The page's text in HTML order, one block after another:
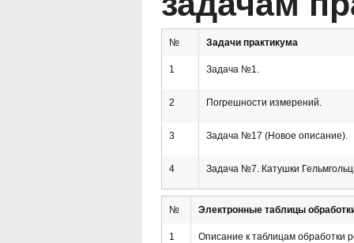
№ Задачи практикума
1 Задача №1.
2 Погрешности измерений.
3 Задача №17 (Новое описание).
4 Задача №7. Катушки
№ Электронные таблицы
1 Описание к таблицам обработки